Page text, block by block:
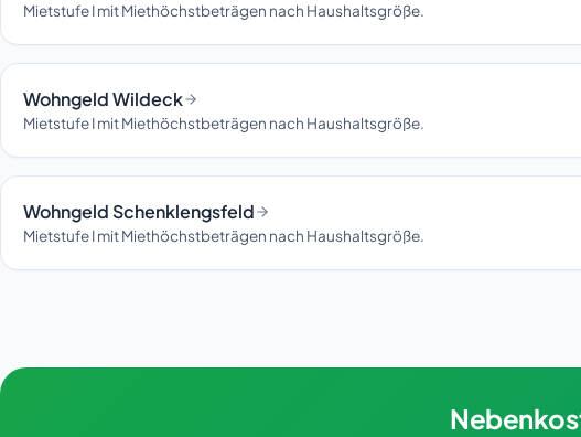
Mietstufe I mit Miethöchstbeträgen nach Haushaltsgröße.
Wohngeld Wildeck
Mietstufe I mit Miethöchstbeträgen nach Haushaltsgröße.
Wohngeld Schenklengsfeld
Mietstufe I mit Miethöchstbeträgen nach Haushaltsgröße.